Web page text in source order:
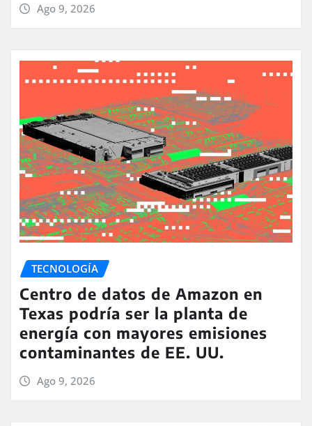
Ago 9, 2026
TECNOLOGÍA
Centro de datos de Amazon en
Texas podría ser la planta de
energía con mayores emisiones
contaminantes de EE. UU.
Ago 9, 2026